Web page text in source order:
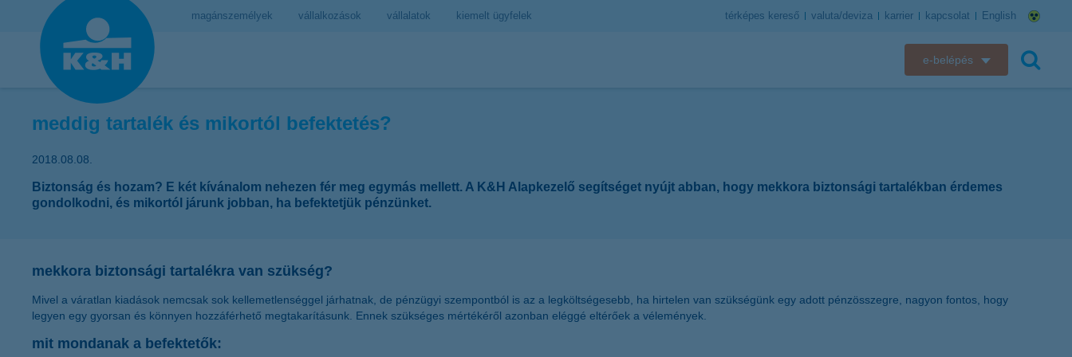
magánszemélyek vállalkozások vállalatok kiemelt ügyfelek térképes kereső valuta/deviza karrier kapcsolat English
e-belépés
K&H SZÉP Kártya
meddig tartalék és mikortól befektetés?
2018.08.08.
Biztonság és hozam? E két kívánalom nehezen fér meg egymás mellett. A K&H Alapkezelő segítséget nyújt abban, hogy mekkora biztonsági tartalékban érdemes
gondolkodni, és mikortól járunk jobban, ha befektetjük pénzünket.
mekkora biztonsági tartalékra van szükség?
Mivel a váratlan kiadások nemcsak sok kellemetlenséggel járhatnak, de pénzügyi szempontból is az a legköltségesebb, ha hirtelen van szükségünk egy adott pénzösszegre, nagyon fontos, hogy
legyen egy gyorsan és könnyen hozzáférhető megtakarításunk. Ennek szükséges mértékéről azonban eléggé eltérőek a vélemények.
mit mondanak a befektetők: